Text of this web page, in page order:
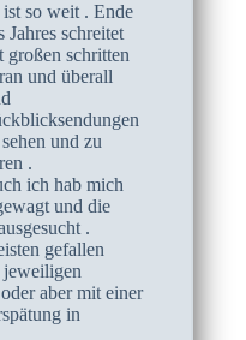
ist so weit . Ende
Jahres schreitet
großen schritten
und überall
und zu
.
ich hab mich
und die
.
gefallen
jeweiligen
aber mit einer
in